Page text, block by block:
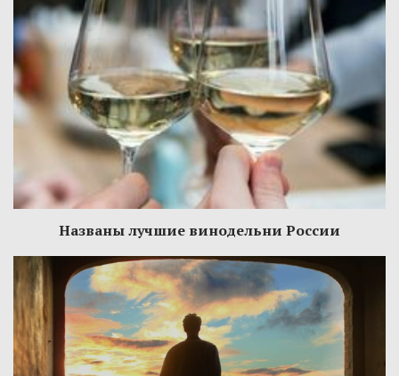
Названы лучшие винодельни России